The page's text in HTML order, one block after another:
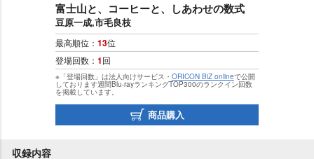
富士山と、コーヒーと、しあわせの数式
豆原一成,市毛良枝
最高順位： 13位
登場回数： 1回
※「登場回数」は法人向けサービス・ ORICON BiZ onlineで公開
しております週間Blu-rayランキングTOP300のランクイン回数
を掲載しています。
商品購入
収録内容